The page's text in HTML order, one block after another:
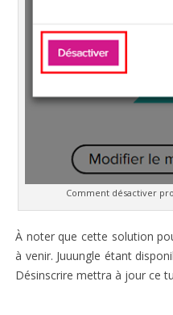
Comment désactiver
À noter que cette solution
à venir. Juuungle étant
Désinscrire mettra à jour ce